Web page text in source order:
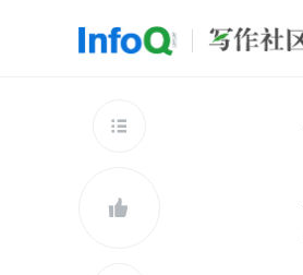
查看更多

